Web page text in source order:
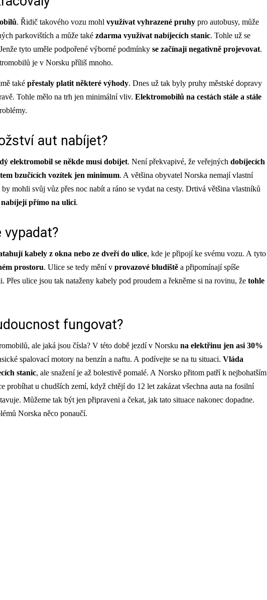
. Řidič takového vozu mohl využívat vyhrazené pruhy pro autobusy, může
parkovištích a může také zdarma využívat nabíjecích stanic. Tohle už se
tyto uměle podpořené výborné podmínky se začínají negativně projevovat.
je v Norsku příliš mnoho.
také přestaly platit některé výhody. Dnes už tak byly pruhy městské dopravy
Tohle mělo na trh jen minimální vliv. Elektromobilů na cestách stále a stále
aut nabíjet?
elektromobil se někde musí dobíjet. Není překvapivé, že veřejných dobíjecích
bzučících vozítek jen minimum. A většina obyvatel Norska nemají vlastní
mohli svůj vůz přes noc nabít a ráno se vydat na cesty. Drtivá většina vlastníků
nabíjejí přímo na ulici.
vypadat?
kabely z okna nebo ze dveří do ulice, kde je připojí ke svému vozu. A tyto
prostoru. Ulice se tedy mění v provazové bludiště a připomínají spíše
Přes ulice jsou tak nataženy kabely pod proudem a řekněme si na rovinu, že tohle
fungovat?
ale jaká jsou čísla? V této době jezdí v Norsku na elektřinu jen asi 30%
spalovací motory na benzín a naftu. A podívejte se na tu situaci. Vláda
stanic, ale snažení je až bolestivě pomalé. A Norsko přitom patří k nejbohatším
probíhat u chudších zemí, když chtějí do 12 let zakázat všechna auta na fosilní
Můžeme tak být jen připraveni a čekat, jak tato situace nakonec dopadne.
Norska něco ponaučí.